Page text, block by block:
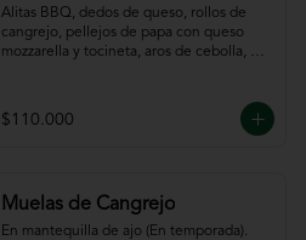
Alitas BBQ, dedos de queso, rollos de
cangrejo, pellejos de papa con queso
mozzarella y tocineta, aros de cebolla,
$110.000
Muelas de Cangrejo
En mantequilla de ajo (En temporada).